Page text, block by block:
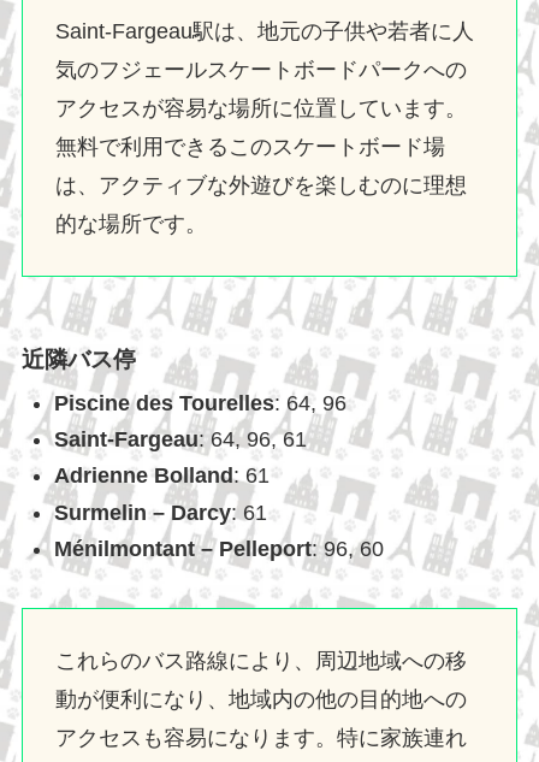
Saint-Fargeau駅は、地元の子供や若者に人
気のフジェールスケートボードパークへの
アクセスが容易な場所に位置しています。
無料で利用できるこのスケートボード場
は、アクティブな外遊びを楽しむのに理想
的な場所です。
近隣バス停
Piscine des Tourelles: 64, 96
Saint-Fargeau: 64, 96, 61
Adrienne Bolland: 61
Surmelin – Darcy: 61
Ménilmontant – Pelleport: 96, 60
これらのバス路線により、周辺地域への移
動が便利になり、地域内の他の目的地への
アクセスも容易になります。特に家族連れ